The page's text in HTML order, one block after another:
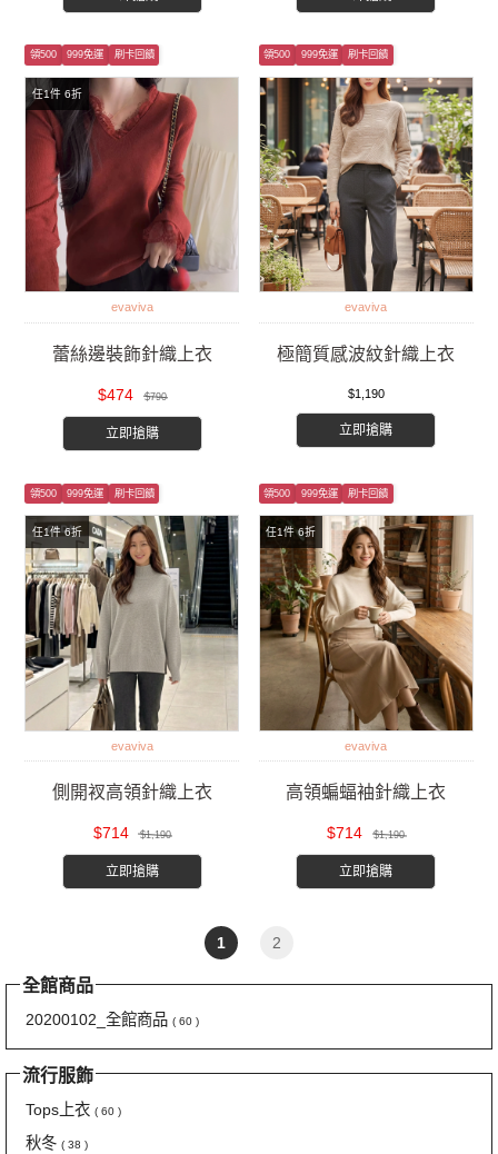
任1件 6折
領500 999免運 刷卡回饋
evaviva
蕾絲邊裝飾針織上衣
$474 $790
立即搶購
領500 999免運 刷卡回饋
evaviva
極簡質感波紋針織上衣
$1,190
立即搶購
任1件 6折
領500 999免運 刷卡回饋
evaviva
側開衩高領針織上衣
$714 $1,190
立即搶購
任1件 6折
領500 999免運 刷卡回饋
evaviva
高領蝙蝠袖針織上衣
$714 $1,190
立即搶購
1 2
全館商品
20200102_全館商品 ( 60 )
流行服飾
Tops上衣 ( 60 )
秋冬 ( 38 )